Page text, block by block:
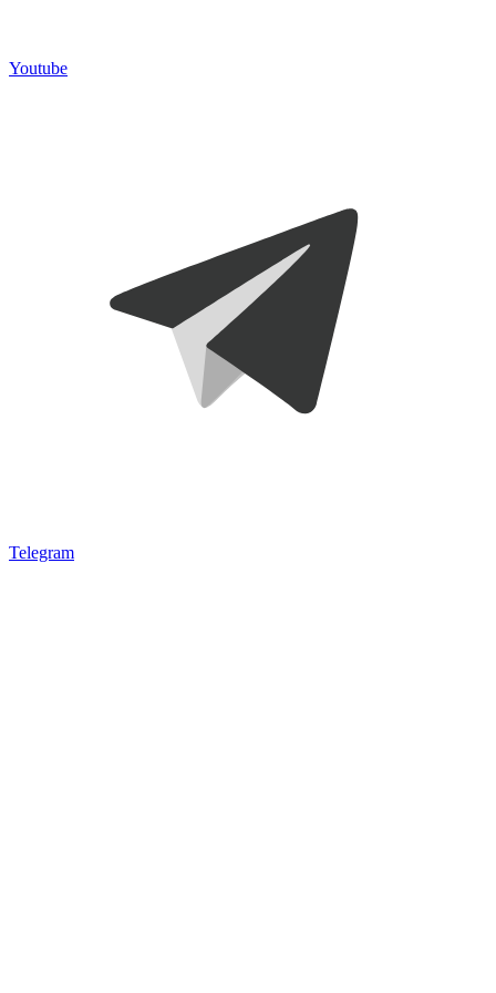
Youtube
Telegram